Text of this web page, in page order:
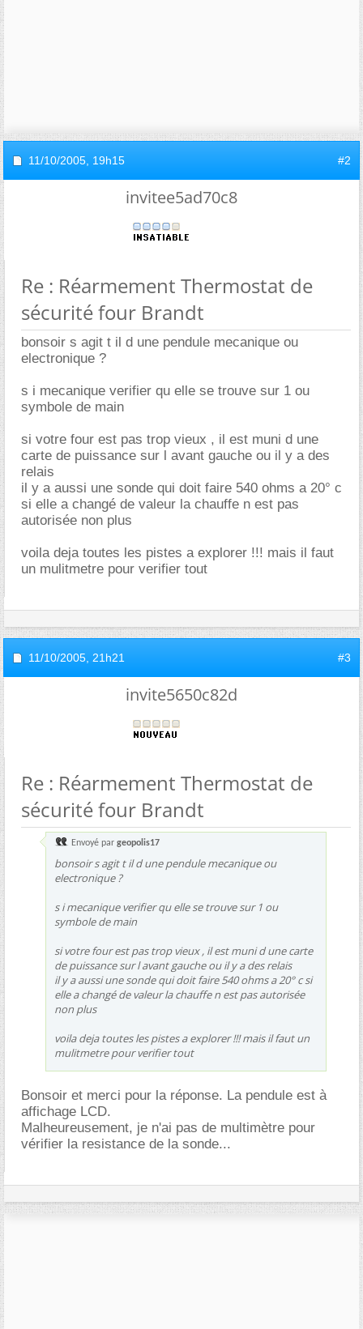
11/10/2005, 19h15 #2
invitee5ad70c8
Re : Réarmement Thermostat de
sécurité four Brandt
bonsoir s agit t il d une pendule mecanique ou
electronique ?
s i mecanique verifier qu elle se trouve sur 1 ou
symbole de main
si votre four est pas trop vieux , il est muni d une
carte de puissance sur l avant gauche ou il y a des
relais
il y a aussi une sonde qui doit faire 540 ohms a 20° c
si elle a changé de valeur la chauffe n est pas
autorisée non plus
voila deja toutes les pistes a explorer !!! mais il faut
un mulitmetre pour verifier tout
11/10/2005, 21h21 #3
invite5650c82d
Re : Réarmement Thermostat de
sécurité four Brandt
Envoyé par geopolis17
bonsoir s agit t il d une pendule mecanique ou
electronique ?
s i mecanique verifier qu elle se trouve sur 1 ou
symbole de main
si votre four est pas trop vieux , il est muni d une carte
de puissance sur l avant gauche ou il y a des relais
il y a aussi une sonde qui doit faire 540 ohms a 20° c si
elle a changé de valeur la chauffe n est pas autorisée
non plus
voila deja toutes les pistes a explorer !!! mais il faut un
mulitmetre pour verifier tout
Bonsoir et merci pour la réponse. La pendule est à
affichage LCD.
Malheureusement, je n'ai pas de multimètre pour
vérifier la resistance de la sonde...